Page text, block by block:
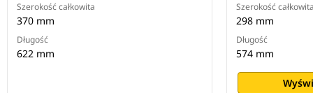
Szerokość całkowita
370 mm
Długość
622 mm
Szerokość
298 mm
Długość
574 mm